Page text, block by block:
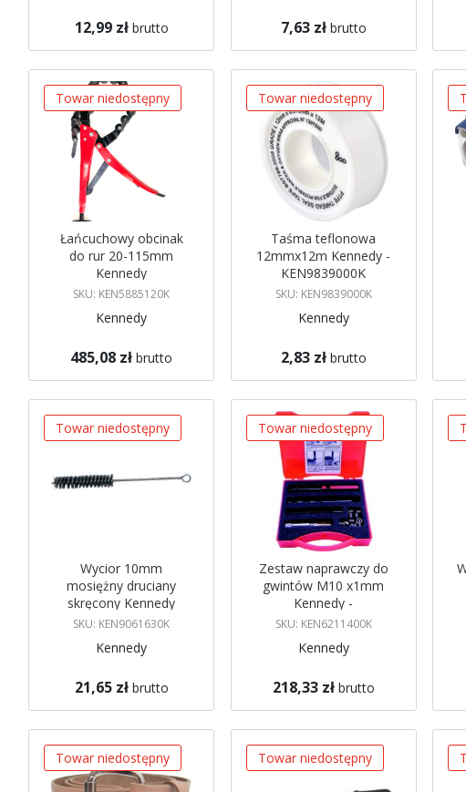
12,99 zł brutto 7,63 zł brutto
Towar niedostępny
Łańcuchowy obcinak
do rur 20-115mm
Kennedy
SKU: KEN5885120K
Kennedy
485,08 zł brutto
Brak w magazynie
Powiadom mnie
Towar niedostępny
Taśma teflonowa
12mmx12m Kennedy -
KEN9839000K
SKU: KEN9839000K
Kennedy
2,83 zł brutto
Brak w magazynie
Powiadom mnie
Towar niedostępny
Wycior 10mm
mosiężny druciany
skręcony Kennedy
SKU: KEN9061630K
Kennedy
21,65 zł brutto
Brak w magazynie
Powiadom mnie
Towar niedostępny
Zestaw naprawczy do
gwintów M10 x1mm
Kennedy -
KEN6211400K
SKU: KEN6211400K
Kennedy
218,33 zł brutto
Brak w magazynie
Powiadom mnie
Towar niedostępny Towar niedostępny